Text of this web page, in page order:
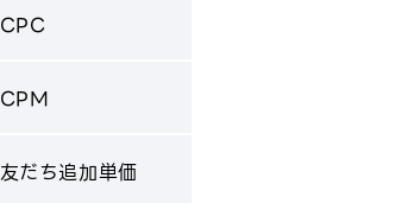
CPC
CPM
友だち追加単価